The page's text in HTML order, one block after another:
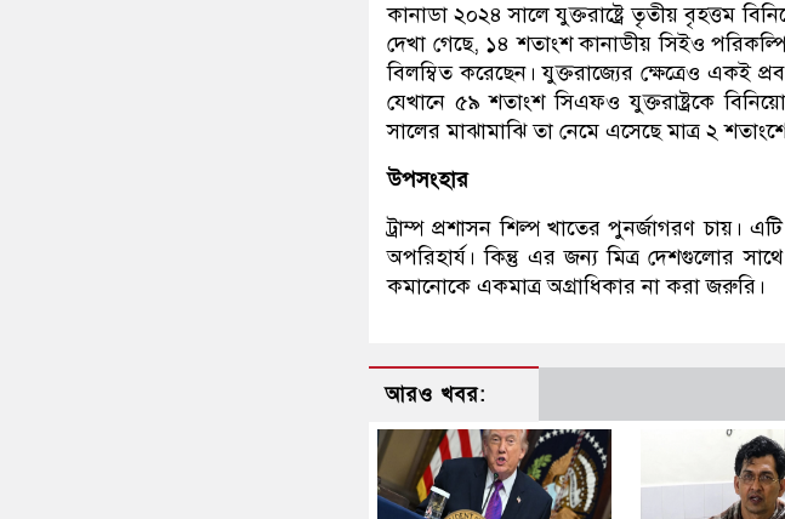
কানাডা ২০২৪ সালে যুক্তরাষ্ট্রে তৃতীয় বৃহত্তম
দেখা গেছে, ১৪ শতাংশ কানাডীয় সিইও
বিলম্বিত করেছেন। যুক্তরাজ্যের ক্ষেত্রেও একই
যেখানে ৫৯ শতাংশ সিএফও যুক্তরাষ্ট্রকে
সালের মাঝামাঝি তা নেমে এসেছে মাত্র ২
উপসংহার
ট্রাম্প প্রশাসন শিল্প খাতের পুনর্জাগরণ চায়।
অপরিহার্য। কিন্তু এর জন্য মিত্র দেশগুলোর
কমানোকে একমাত্র অগ্রাধিকার না করা জরুরি।
আরও খবর: